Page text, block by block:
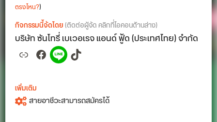
ตรงไหน?)
กิจกรรมนี้จัดโดย(ติดต่อผู้จัด คลิกที่ไอคอนด้านล่าง)
บริษัท ซันโทรี่ เบเวอเรจ แอนด์ ฟู้ด (ประเทศไทย) จำกัด
LinkFacebook
SpotifyTikTok
เพิ่มเติม
สายอาชีวะสามารถสมัครได้